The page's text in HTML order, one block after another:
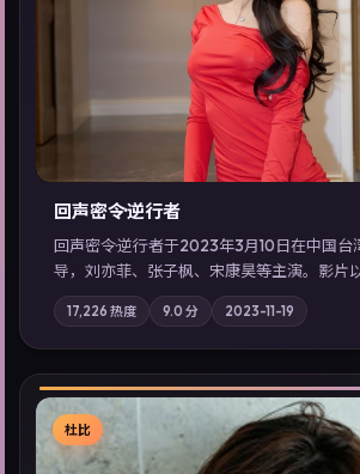
▶
回声密令·逆行者
回声密令·逆行者于2023年3月10日在中国台
导，刘亦菲、张子枫、宋康昊等主演。影片
一场意外将众人卷入不可撤回的连锁反应；
气质；站内亦可通过「国产免费观看高清电
索同类型高分佳作，畅享高清在线追剧体验
17,226 热度 9.0 分 2023-11-19
杜比